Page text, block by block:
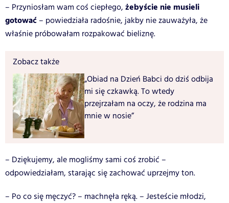
– Przyniosłam wam coś ciepłego, żebyście nie musieli
gotować – powiedziała radośnie, jakby nie zauważyła, że
właśnie próbowałam rozpakować bieliznę.
Zobacz także
„Obiad na Dzień Babci do dziś odbija
mi się czkawką. To wtedy
przejrzałam na oczy, że rodzina ma
mnie w nosie”
– Dziękujemy, ale mogliśmy sami coś zrobić –
odpowiedziałam, starając się zachować uprzejmy ton.
– Po co się męczyć? – machnęła ręką. – Jesteście młodzi,